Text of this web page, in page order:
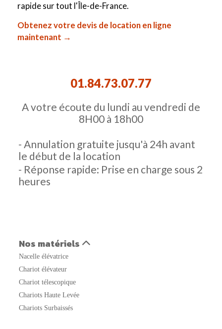
rapide sur tout l'Île-de-France.
Obtenez votre devis de location en ligne
maintenant →
01.84.73.07.77
A votre écoute du lundi au vendredi de
8H00 à 18h00
- Annulation gratuite jusqu'à 24h avant
le début de la location
- Réponse rapide: Prise en charge sous 2
heures
Nos matériels
Nacelle élévatrice
Chariot élévateur
Chariot télescopique
Chariots Haute Levée
Chariots Surbaissés